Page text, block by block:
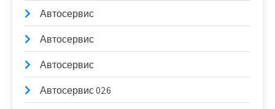
Автосервис
Автосервис
Автосервис
Автосервис 026